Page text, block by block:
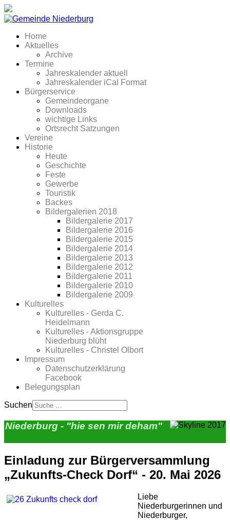
Home
Aktuelles
Archive
Termine
Jahreskalender aktuell
Jahreskalender iCal Format
Bürgerservice
Gemeindeorgane
Downloads
wichtige Links
Ortsrecht Satzungen
Vereine
Historie
Heute
Geschichte
Feste
Gewerbe
Touristik
Backes
Bildergalerien 2018
Bildergalerie 2017
Bildergalerie 2016
Bildergalerie 2015
Bildergalerie 2014
Bildergalerie 2013
Bildergalerie 2012
Bildergalerie 2011
Bildergalerie 2010
Bildergalerie 2009
Kulturelles
Kulturelles - Gerda C.
Heidelmann
Kulturelles - Aktionsgruppe
Niederburg blüht
Kulturelles - Christel Olbort
Impressum
Datenschutzerklärung
Facebook
Belegungsplan
Suchen
Niederburg - "hie sen mir deham"
Einladung zur Bürgerversammlung
„Zukunfts-Check Dorf“ - 20. Mai 2026
Liebe
Niederburgerinnen und
Niederburger,